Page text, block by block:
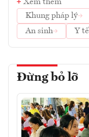
Xem thêm
Khung pháp lý
An sinh
Y tế
Đừng bỏ lỡ